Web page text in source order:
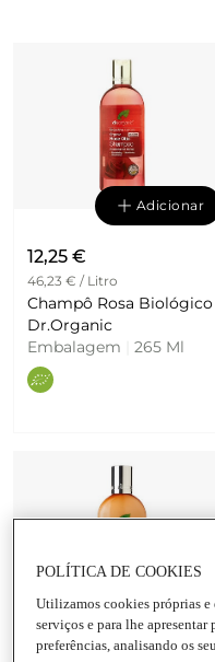
Adicionar
12,25 €
46,23 € / Litro
Champô Rosa Biológico
Dr.Organic
Embalagem
265 Ml
Adicionar
POLÍTICA DE COOKIES
Utilizamos cookies próprias e
serviços e para lhe
preferências, analisando os